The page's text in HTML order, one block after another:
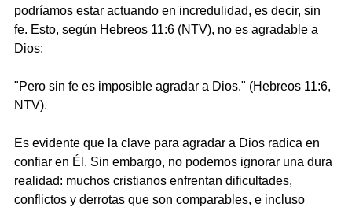
podríamos estar actuando en incredulidad, es decir, sin
fe. Esto, según Hebreos 11:6 (NTV), no es agradable a
Dios:
"Pero sin fe es imposible agradar a Dios." (Hebreos 11:6,
NTV).
Es evidente que la clave para agradar a Dios radica en
confiar en Él. Sin embargo, no podemos ignorar una dura
realidad: muchos cristianos enfrentan dificultades,
conflictos y derrotas que son comparables, e incluso